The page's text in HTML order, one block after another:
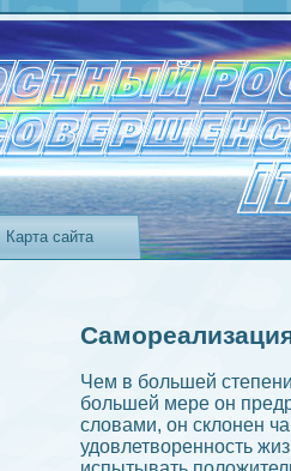
Карта сайта
Чем в большей
большей мере он
словами, он склонeн
удовлетворeнность